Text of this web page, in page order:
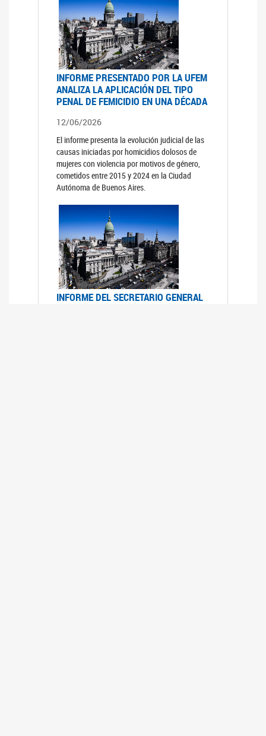
INFORME PRESENTADO POR LA UFEM
ANALIZA LA APLICACIÓN DEL TIPO
PENAL DE FEMICIDIO EN UNA DÉCADA
12/06/2026
El informe presenta la evolución judicial de las
causas iniciadas por homicidios dolosos de
mujeres con violencia por motivos de género,
cometidos entre 2015 y 2024 en la Ciudad
Autónoma de Buenos Aires.
INFORME DEL SECRETARIO GENERAL